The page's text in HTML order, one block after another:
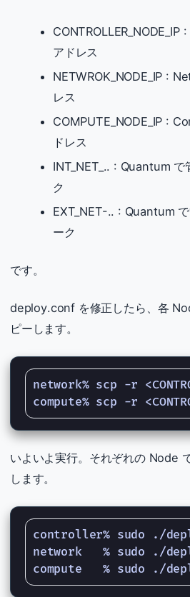
アドレス
NETWROK_NODE_IP :
レス
COMPUTE_NODE_IP :
ドレス
INT_NET_.. : Quantum で
ク
EXT_NET-.. : Quantum
ーク
です。
deploy.conf を修正したら、各
ピーします。
network% scp -r
いよいよ実行。それぞれの Node
します。
controller% sudo ./
network   % sudo ./